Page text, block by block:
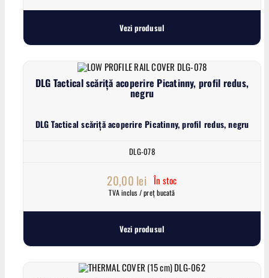
Vezi produsul
DLG Tactical scăriță acoperire Picatinny, profil redus,
negru
DLG Tactical scăriță acoperire Picatinny, profil redus, negru
DLG-078
20,00 lei În stoc
TVA inclus / preț bucată
Vezi produsul